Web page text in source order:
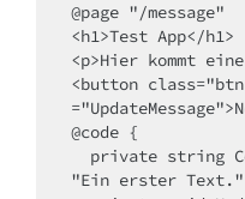
@page "/message"
<h1>Test App</h1>
<p>Hier kommt
<button
@code {
"Ein erster